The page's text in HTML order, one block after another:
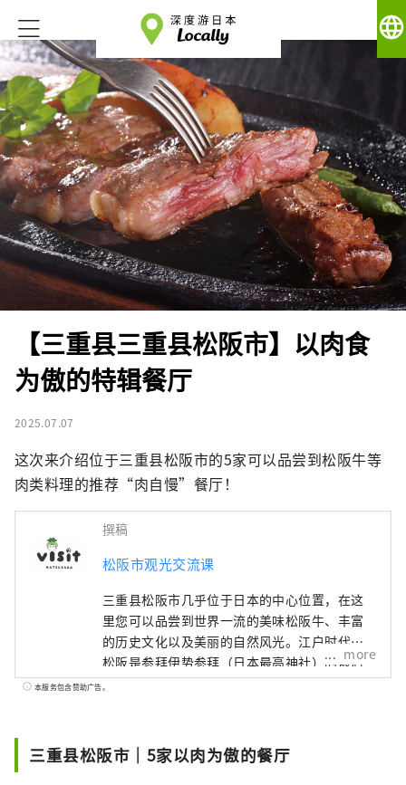
language
【三重县三重县松阪市】以肉食
为傲的特辑餐厅
2025.07.07
这次来介绍位于三重县松阪市的5家可以品尝到松阪牛等
肉类料理的推荐“肉自慢”餐厅！
撰稿
松阪市观光交流课
三重县松阪市几乎位于日本的中心位置，在这
里您可以品尝到世界一流的美味松阪牛、丰富
的历史文化以及美丽的自然风光。江户时代，
松阪是参拜伊势参拜（日本最高神社）的最后
驿站。这些商人在江户成功地进行了松阪棉花
more
本服务包含赞助广告。
三重县松阪市｜5家以肉为傲的餐厅